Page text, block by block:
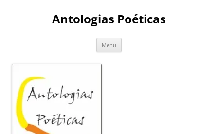
Antologias Poéticas
Menu